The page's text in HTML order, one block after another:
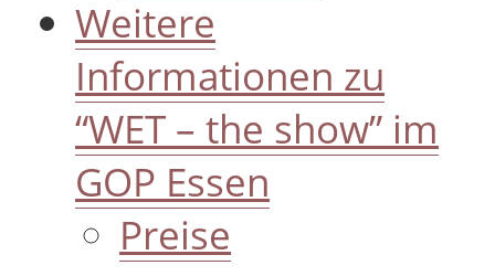
Weitere
Informationen zu
“WET – the show” im
GOP Essen
Preise